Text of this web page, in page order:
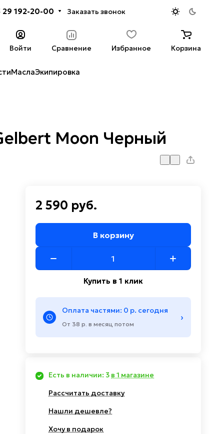
29 192-20-00 Заказать звонок
Войти Сравнение Избранное Корзина
МаслаЭкипировка
Moon Черный
2 590 руб.
В корзину
Купить в 1 клик
Оплата частями: 0 р. сегодня
От 38 р. в месяц потом
›
Есть в наличии: 3 в 1 магазине
Рассчитать доставку
Нашли дешевле?
Хочу в подарок